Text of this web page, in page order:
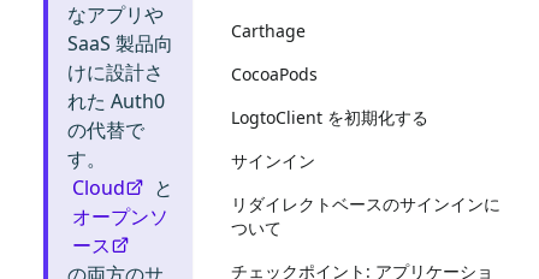
なアプリや
SaaS 製品向
けに設計さ
れた Auth0
の代替で
す。
Cloud
と
オープンソ
ース
Carthage
CocoaPods
LogtoClient を初期化する
サインイン
リダイレクトベースのサインインに
ついて
チェックポイント: アプリケーショ